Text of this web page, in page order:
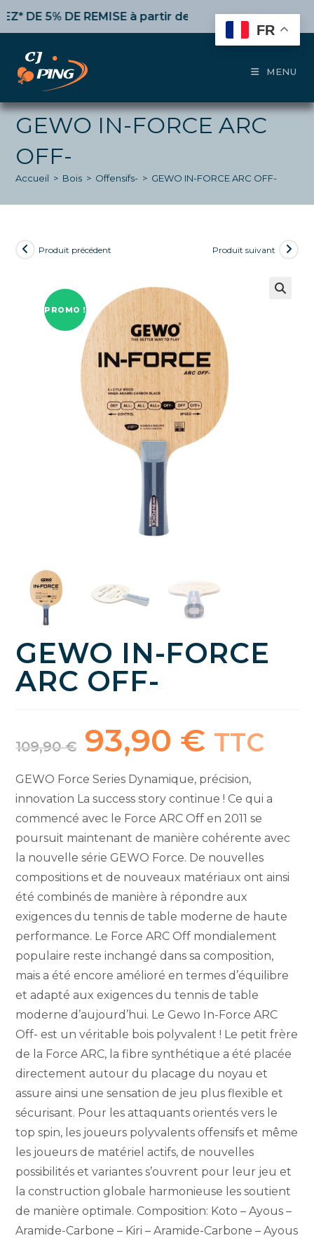
5% DE REMISEà partir de 50€ d’achat,10%dès
MENU
GEWO IN-FORCE ARC
OFF-
Accueil > Bois > Offensifs- > GEWO IN-FORCE ARC OFF-
PROMO !
Produit précédent Produit suivant
GEWO IN-FORCE
ARC OFF-
109,90€
Le
prix
initial
93,90 € prix
TTC
GEWO Force Series Dynamique, précision,
innovation La success story continue ! Ce qui a
commencé avec le Force ARC Off en 2011 se
poursuit maintenant de manière cohérente avec
la nouvelle série GEWO Force. De nouvelles
compositions et de nouveaux matériaux ont ainsi
été combinés de manière à répondre aux
exigences du tennis de table moderne de haute
performance. Le Force ARC Off mondialement
populaire reste inchangé dans sa composition,
mais a été encore amélioré en termes d’équilibre
et adapté aux exigences du tennis de table
moderne d’aujourd’hui. Le Gewo In-Force ARC
Off- est un véritable bois polyvalent ! Le petit frère
de la Force ARC, la fibre synthétique a été placée
directement autour du placage du noyau et
assure ainsi une sensation de jeu plus flexible et
sécurisant. Pour les attaquants orientés vers le
top spin, les joueurs polyvalents offensifs et même
les joueurs de matériel actifs, de nouvelles
possibilités et variantes s’ouvrent pour leur jeu et
la construction globale harmonieuse les soutient
de manière optimale. Composition: Koto – Ayous –
Aramide-Carbone – Kiri – Aramide-Carbone – Ayous
FR